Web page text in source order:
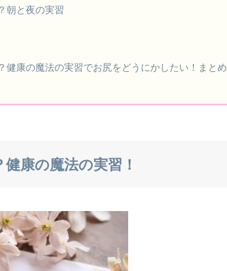
朝と夜の実習
健康の魔法の実習でお尻をどうにかしたい！まとめ
康の魔法の実習！